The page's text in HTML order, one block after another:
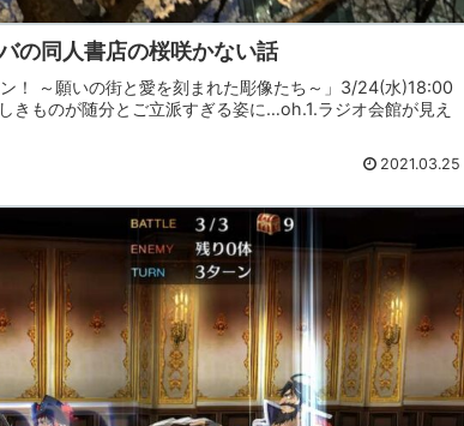
の同人書店の桜咲かない話
！ ～願いの街と愛を刻まれた彫像たち～」3/24(水)18:00
きものが随分とご立派すぎる姿に…oh.1.ラジオ会館が見え
2021.03.25